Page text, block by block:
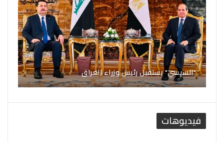
"السيسي" يستقبل رئيس وزراء العراق
فيديوهات